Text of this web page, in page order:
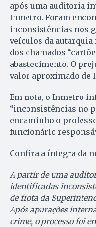
após uma auditoria
Inmetro. Foram
inconsistências nos
veículos da autarquia
dos chamados
abastecimento. O
valor aproximado de
Em nota, o Inmetro
“inconsistências no
encaminho o
funcionário
Confira a íntegra da
A partir de uma
identificadas
de frota da
Após apurações
crime, o processo foi